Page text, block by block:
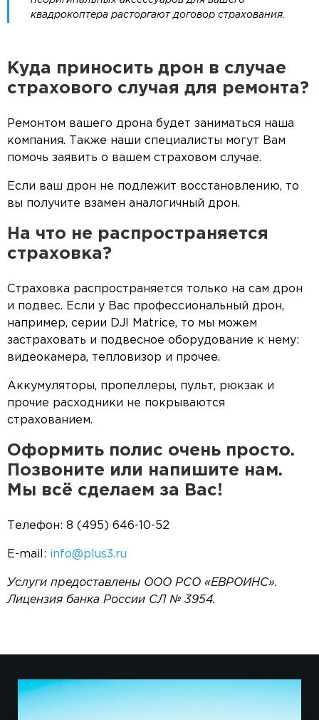
квадрокоптера расторгают договор страхования.
Куда приносить дрон в случае
страхового случая для ремонта?
Ремонтом вашего дрона будет заниматься наша
компания. Также наши специалисты могут Вам
помочь заявить о вашем страховом случае.
Если ваш дрон не подлежит восстановлению, то
вы получите взамен аналогичный дрон.
На что не распространяется
страховка?
Страховка распространяется только на сам дрон
и подвес. Если у Вас профессиональный дрон,
например, серии DJI Matrice, то мы можем
застраховать и подвесное оборудование к нему:
видеокамера, тепловизор и прочее.
Аккумуляторы, пропеллеры, пульт, рюкзак и
прочие расходники не покрываются
страхованием.
Оформить полис очень просто.
Позвоните или напишите нам.
Мы всё сделаем за Вас!
Телефон: 8 (495) 646-10-52
E-mail: info@plus3.ru
Услуги предоставлены ООО РСО «ЕВРОИНС».
Лицензия банка России СЛ № 3954.